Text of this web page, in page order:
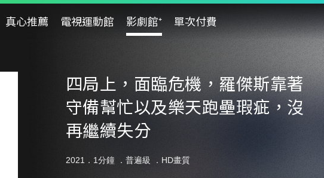
真心推薦 電視運動館 影劇館⁺ 單次付費
四局上，面臨危機，羅傑斯靠著
守備幫忙以及樂天跑壘瑕疵，沒
再繼續失分
2021．1分鐘 ． 普遍級 ．HD畫質